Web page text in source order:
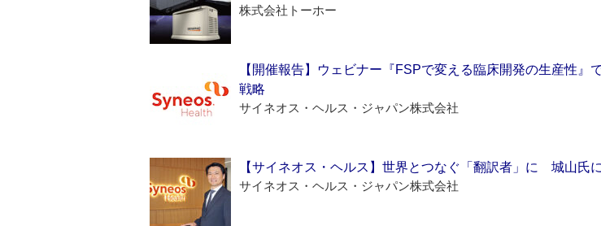
株式会社トーホー
【開催報告】ウェビナー『FSPで変える臨床開発の生産性』
戦略
サイネオス・ヘルス・ジャパン株式会社
【サイネオス・ヘルス】世界とつなぐ「翻訳者」に 城山氏
サイネオス・ヘルス・ジャパン株式会社